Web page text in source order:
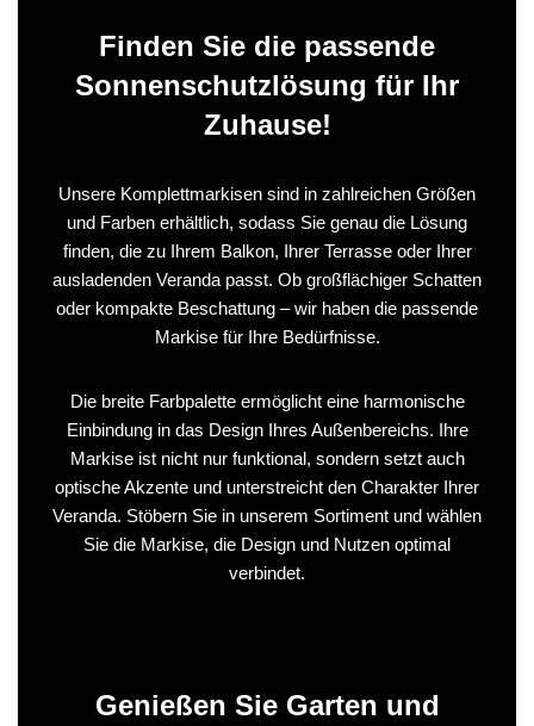
Finden Sie die passende
Sonnenschutzlösung für Ihr
Zuhause!
Unsere Komplettmarkisen sind in zahlreichen Größen
und Farben erhältlich, sodass Sie genau die Lösung
finden, die zu Ihrem Balkon, Ihrer Terrasse oder Ihrer
ausladenden Veranda passt. Ob großflächiger Schatten
oder kompakte Beschattung – wir haben die passende
Markise für Ihre Bedürfnisse.
Die breite Farbpalette ermöglicht eine harmonische
Einbindung in das Design Ihres Außenbereichs. Ihre
Markise ist nicht nur funktional, sondern setzt auch
optische Akzente und unterstreicht den Charakter Ihrer
Veranda. Stöbern Sie in unserem Sortiment und wählen
Sie die Markise, die Design und Nutzen optimal
verbindet.
Genießen Sie Garten und